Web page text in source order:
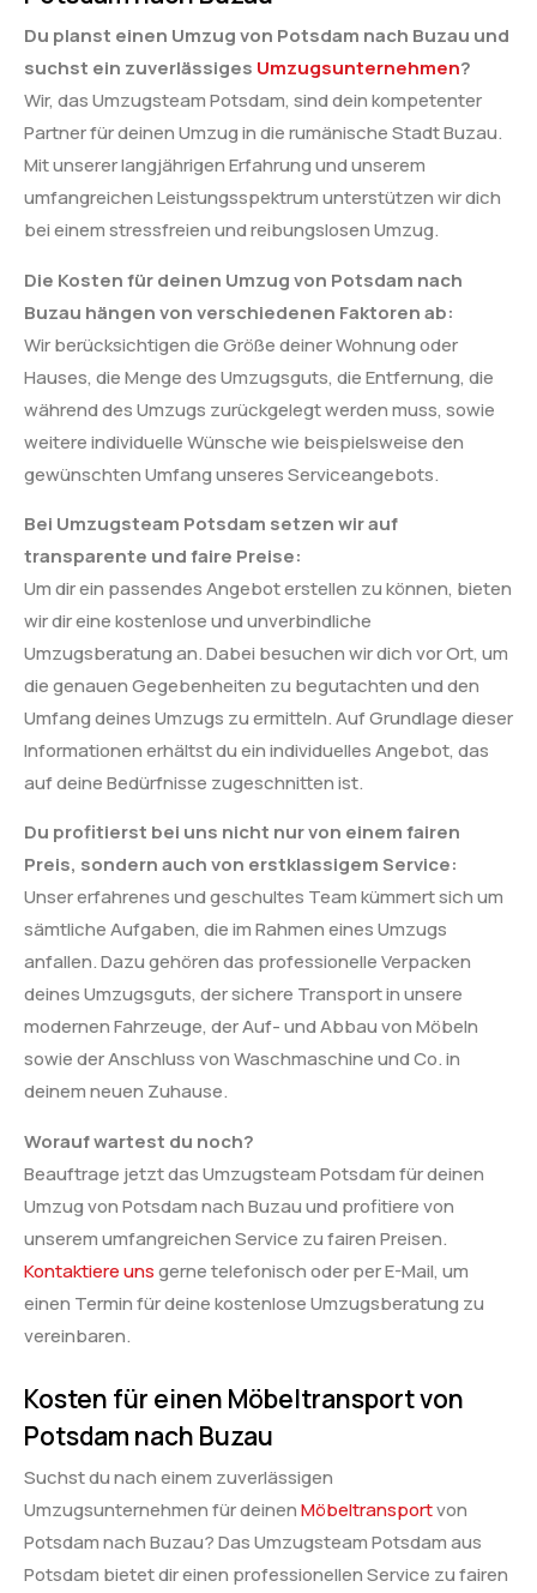
Du planst einen Umzug von Potsdam nach Buzau und
suchst ein zuverlässiges Umzugsunternehmen?
Wir, das Umzugsteam Potsdam, sind dein kompetenter
Partner für deinen Umzug in die rumänische Stadt Buzau.
Mit unserer langjährigen Erfahrung und unserem
umfangreichen Leistungsspektrum unterstützen wir dich
bei einem stressfreien und reibungslosen Umzug.
Die Kosten für deinen Umzug von Potsdam nach
Buzau hängen von verschiedenen Faktoren ab:
Wir berücksichtigen die Größe deiner Wohnung oder
Hauses, die Menge des Umzugsguts, die Entfernung, die
während des Umzugs zurückgelegt werden muss, sowie
weitere individuelle Wünsche wie beispielsweise den
gewünschten Umfang unseres Serviceangebots.
Bei Umzugsteam Potsdam setzen wir auf
transparente und faire Preise:
Um dir ein passendes Angebot erstellen zu können, bieten
wir dir eine kostenlose und unverbindliche
Umzugsberatung an. Dabei besuchen wir dich vor Ort, um
die genauen Gegebenheiten zu begutachten und den
Umfang deines Umzugs zu ermitteln. Auf Grundlage dieser
Informationen erhältst du ein individuelles Angebot, das
auf deine Bedürfnisse zugeschnitten ist.
Du profitierst bei uns nicht nur von einem fairen
Preis, sondern auch von erstklassigem Service:
Unser erfahrenes und geschultes Team kümmert sich um
sämtliche Aufgaben, die im Rahmen eines Umzugs
anfallen. Dazu gehören das professionelle Verpacken
deines Umzugsguts, der sichere Transport in unsere
modernen Fahrzeuge, der Auf- und Abbau von Möbeln
sowie der Anschluss von Waschmaschine und Co. in
deinem neuen Zuhause.
Worauf wartest du noch?
Beauftrage jetzt das Umzugsteam Potsdam für deinen
Umzug von Potsdam nach Buzau und profitiere von
unserem umfangreichen Service zu fairen Preisen.
Kontaktiere unsgerne telefonisch oder per E-Mail, um
einen Termin für deine kostenlose Umzugsberatung zu
vereinbaren.
Kosten für einen Möbeltransport von
Potsdam nach Buzau
Suchst du nach einem zuverlässigen
Umzugsunternehmen für deinenMöbeltransportvon
Potsdam nach Buzau? Das Umzugsteam Potsdam aus
Potsdam bietet dir einen professionellen Service zu fairen